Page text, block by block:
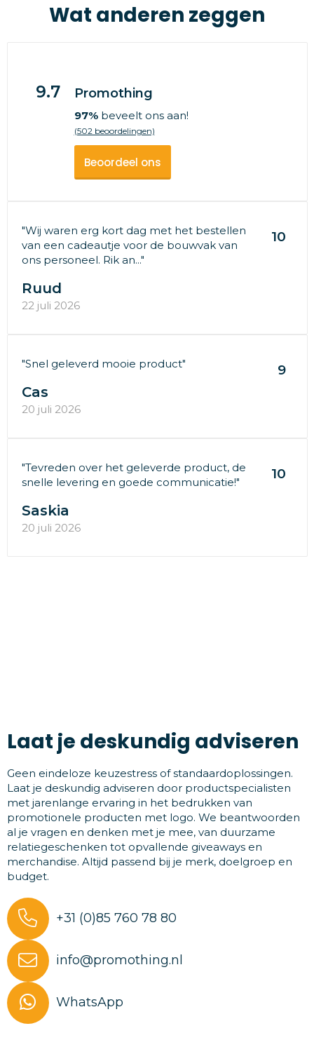
Wat anderen zeggen
9.7 Promothing
97%beveelt ons aan!
(502 beoordelingen)
Beoordeel ons
"Wij waren erg kort dag met het bestellen
van een cadeautje voor de bouwvak van
ons personeel. Rik an..."
10
Ruud
22 juli 2026
"Snel geleverd mooie product" 9
Cas
20 juli 2026
"Tevreden over het geleverde product, de
snelle levering en goede communicatie!"
10
Saskia
20 juli 2026
Laat je deskundig adviseren
Geen eindeloze keuzestress of standaardoplossingen.
Laat je deskundig adviseren door productspecialisten
met jarenlange ervaring in het bedrukken van
promotionele producten met logo. We beantwoorden
al je vragen en denken met je mee, van duurzame
relatiegeschenken tot opvallende giveaways en
merchandise. Altijd passend bij je merk, doelgroep en
budget.
+31 (0)85 760 78 80
info@promothing.nl
WhatsApp